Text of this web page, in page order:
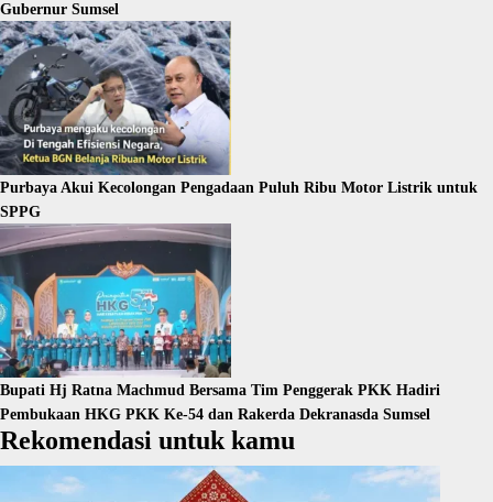
Gubernur Sumsel
Purbaya Akui Kecolongan Pengadaan Puluh Ribu Motor Listrik untuk
SPPG
Bupati Hj Ratna Machmud Bersama Tim Penggerak PKK Hadiri
Pembukaan HKG PKK Ke-54 dan Rakerda Dekranasda Sumsel
Rekomendasi untuk kamu